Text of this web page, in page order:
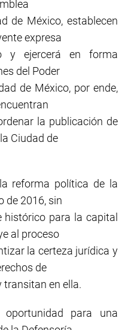
de México, establecen
expresa
y ejercerá en forma
del Poder
de México, por ende,
la publicación de
Ciudad de
reforma política de la
de 2016, sin
para la capital
al proceso
la certeza jurídica y
de
transitan en ella.
oportunidad para una